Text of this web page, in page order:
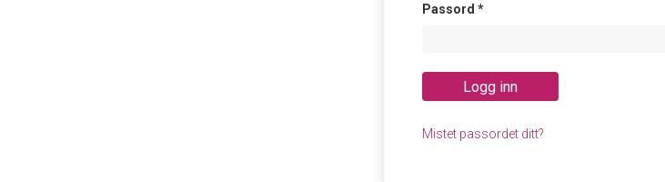
Passord *Påkrevd
Logg inn
Mistet passordet ditt?